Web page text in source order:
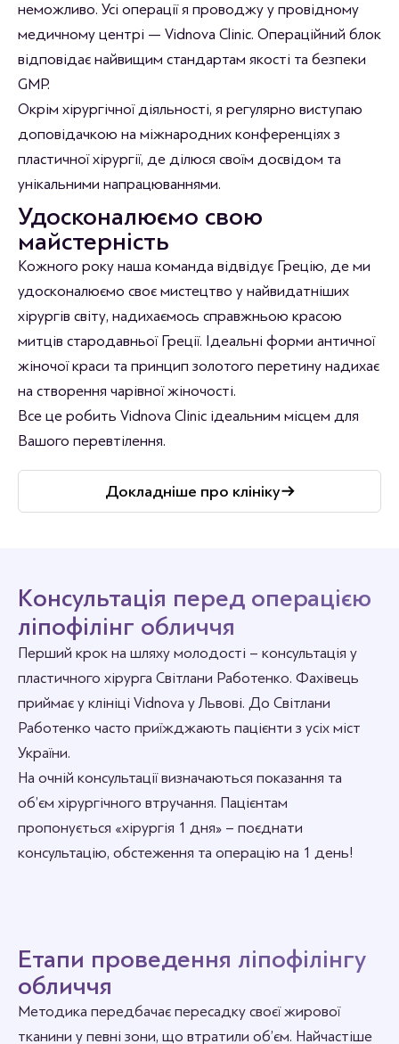
неможливо. Усі операції я проводжу у провідному
медичному центрі — Vidnova Clinic. Операційний блок
відповідає найвищим стандартам якості та безпеки
GMP.
Окрім хірургічної діяльності, я регулярно виступаю
доповідачкою на міжнародних конференціях з
пластичної хірургії, де ділюся своїм досвідом та
унікальними напрацюваннями.
Удосконалюємо свою
майстерність
Кожного року наша команда відвідує Грецію, де ми
удосконалюємо своє мистецтво у найвидатніших
хірургів світу, надихаємось справжньою красою
митців стародавньої Греції. Ідеальні форми античної
жіночої краси та принцип золотого перетину надихає
на створення чарівної жіночості.
Все це робить Vidnova Clinic ідеальним місцем для
Вашого перевтілення.
Докладніше про клініку
Консультація перед операцією
ліпофілінг обличчя
Перший крок на шляху молодості – консультація у
пластичного хірурга Світлани Работенко. Фахівець
приймає у клініці Vidnova у Львові. До Світлани
Работенко часто приїжджають пацієнти з усіх міст
України.
На очній консультації визначаються показання та
об’єм хірургічного втручання. Пацієнтам
пропонується «хірургія 1 дня» – поєднати
консультацію, обстеження та операцію на 1 день!
Етапи проведення ліпофілінгу
обличчя
Методика передбачає пересадку своєї жирової
тканини у певні зони, що втратили об’єм. Найчастіше